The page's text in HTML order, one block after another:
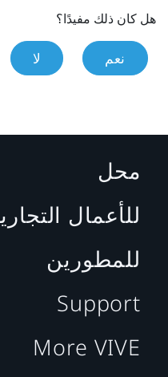
هل كان ذلك مفيدًا؟
نعم لا
محل
للأعمال
للمطورين
Support
More VIVE